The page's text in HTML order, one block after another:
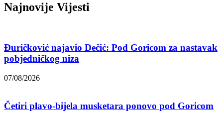
Najnovije Vijesti
Đuričković najavio Dečić: Pod Goricom za nastavak
pobjedničkog niza
07/08/2026
Četiri plavo-bijela musketara ponovo pod Goricom